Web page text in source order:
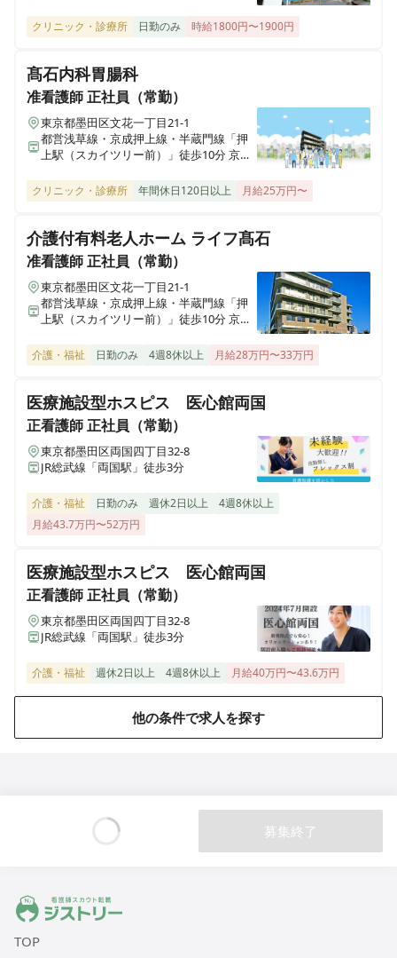
福岡県久留米市天神町61-1 グランコート天神101号室
訪問看護ステーションデューン広島西
広島県広島市西区横川町一丁目7-7 バルミー横川203号室
訪問看護ステーションデューン岡山南
岡山県岡山市南区築港新町一丁目6-11 新町ハイツ105号
訪問看護ステーション デューン池袋
東京都豊島区池袋二丁目66-2 小林ビル1階
大分県別府市北浜二丁目10-19 グランメール1階
訪問看護ステーション デューン十三
大阪府大阪市淀川区木川西一丁目3-23 グランメール八洲1階
訪問看護ステーションデューン甲府
山梨県甲府市丸の内二丁目28-9 寺田ビル2階
訪問看護ステーションデューン稲毛
千葉県千葉市稲毛区小仲台二丁目6-9 マルサンビル2階 203号室
大分県中津市豊田町6-20 AXIS ONE 2F A号
訪問看護ステーション デューン広島
広島県広島市東区光が丘8-5 ツイン・ヒルズ ウェスト101号室
訪問看護ステーション デューン沖縄
訪問看護ステーション デューン水戸
茨城県水戸市城南3丁目16-10 コトヴェール城南101号室
クリニック・診療所 日勤のみ 時給1800円〜1900円
髙石内科胃腸科
准看護師正社員（常勤）
東京都墨田区文花一丁目21-1
都営浅草線・京成押上線・半蔵門線「押
上駅（スカイツリー前）」徒歩10分 京成
分 東武亀戸線「小村井駅」徒歩7分
クリニック・診療所 年間休日120日以上 月給25万円〜
介護付有料老人ホーム ライフ髙石
准看護師正社員（常勤）
東京都墨田区文花一丁目21-1
都営浅草線・京成押上線・半蔵門線「押
上駅（スカイツリー前）」徒歩10分 京成
分 東武亀戸線「小村井駅」徒歩7分
介護・福祉 日勤のみ 4週8休以上 月給28万円〜33万円
医療施設型ホスピス 医心館両国
正看護師正社員（常勤）
東京都墨田区両国四丁目32-8
JR総武線「両国駅」徒歩3分
介護・福祉 日勤のみ 週休2日以上
4週8休以上
月給43.7万円〜52万円
医療施設型ホスピス 医心館両国
正看護師正社員（常勤）
東京都墨田区両国四丁目32-8
JR総武線「両国駅」徒歩3分
介護・福祉 週休2日以上 4週8休以上 月給40万円〜43.6万円
他の条件で求人を探す
募集終了
ジストリー 看護師の転職マッチング
TOP